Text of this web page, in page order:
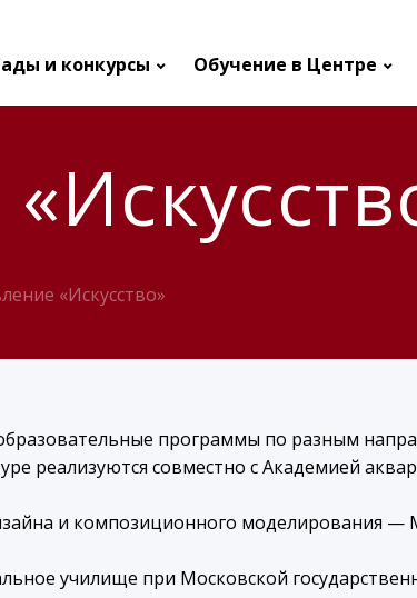
и конкурсы Обучение в Центре
«Искусство»
программы по разным
реализуются совместно с Академией
и композиционного моделирования —
училище при Московской